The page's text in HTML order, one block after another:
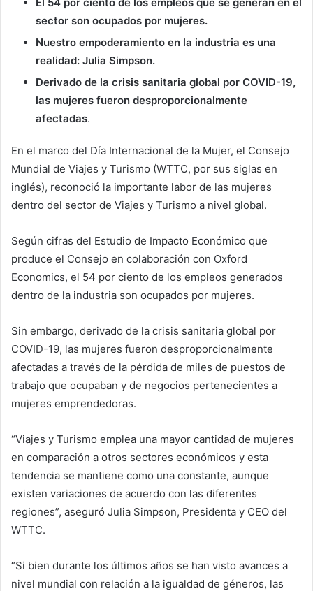
sector son ocupados por mujeres.
Nuestro empoderamiento en la industria es una
realidad: Julia Simpson.
Derivado de la crisis sanitaria global por COVID-19,
las mujeres fueron desproporcionalmente
afectadas.
En el marco del Día Internacional de la Mujer, el Consejo
Mundial de Viajes y Turismo (WTTC, por sus siglas en
inglés), reconoció la importante labor de las mujeres
dentro del sector de Viajes y Turismo a nivel global.
Según cifras del Estudio de Impacto Económico que
produce el Consejo en colaboración con Oxford
Economics, el 54 por ciento de los empleos generados
dentro de la industria son ocupados por mujeres.
Sin embargo, derivado de la crisis sanitaria global por
COVID-19, las mujeres fueron desproporcionalmente
afectadas a través de la pérdida de miles de puestos de
trabajo que ocupaban y de negocios pertenecientes a
mujeres emprendedoras.
“Viajes y Turismo emplea una mayor cantidad de mujeres
en comparación a otros sectores económicos y esta
tendencia se mantiene como una constante, aunque
existen variaciones de acuerdo con las diferentes
regiones”, aseguró Julia Simpson, Presidenta y CEO del
WTTC.
“Si bien durante los últimos años se han visto avances a
nivel mundial con relación a la igualdad de géneros, las